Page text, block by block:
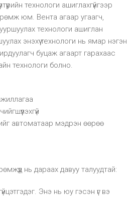
технологи ашиглахгүйгээр
юм. Вента агаар угаагч,
ууршуулах технологи ашиглан
энэхүү технологи нь ямар нэгэн
буцаж агаарт гарахаас
технологи болно.
автоматаар мэдрэн өөрөө
нь дараах давуу талуудтай:
гүйцэтгэдэг. Энэ нь юу гэсэн үг вэ